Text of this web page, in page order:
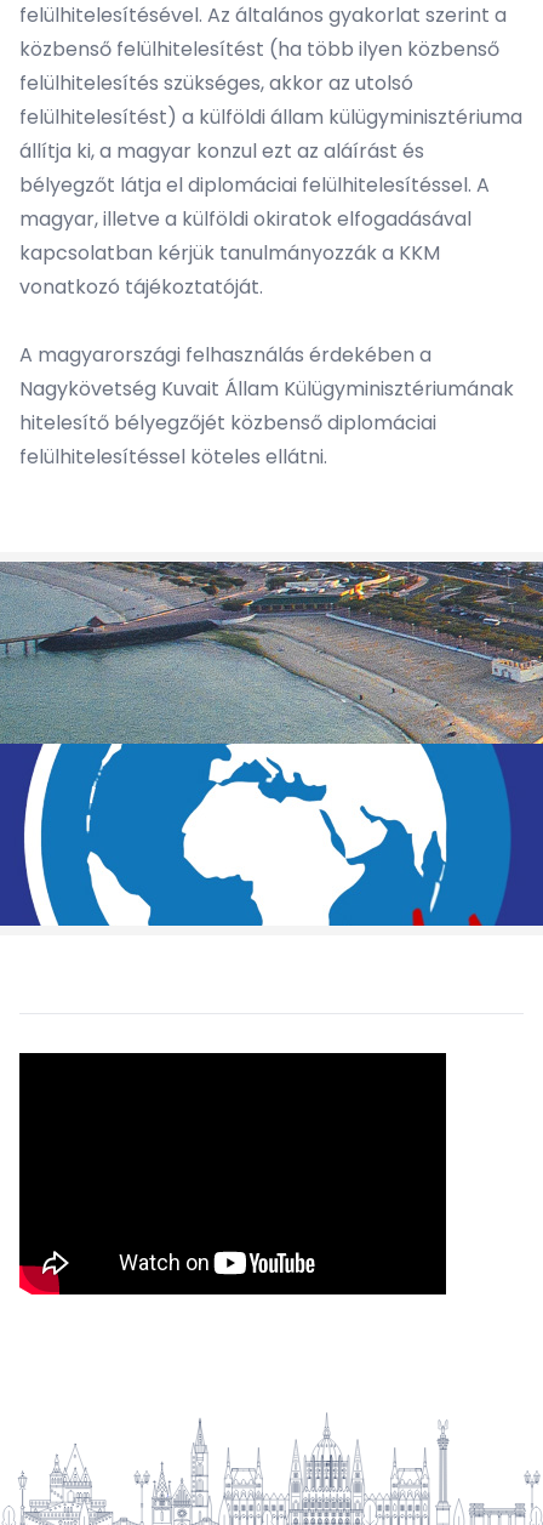
felülhitelesítésével. Az általános gyakorlat szerint a
közbenső felülhitelesítést (ha több ilyen közbenső
felülhitelesítés szükséges, akkor az utolsó
felülhitelesítést) a külföldi állam külügyminisztériuma
állítja ki, a magyar konzul ezt az aláírást és
bélyegzőt látja el diplomáciai felülhitelesítéssel. A
magyar, illetve a külföldi okiratok elfogadásával
kapcsolatban kérjük tanulmányozzák a KKM
vonatkozó tájékoztatóját.
A magyarországi felhasználás érdekében a
Nagykövetség Kuvait Állam Külügyminisztériumának
hitelesítő bélyegzőjét közbenső diplomáciai
felülhitelesítéssel köteles ellátni.